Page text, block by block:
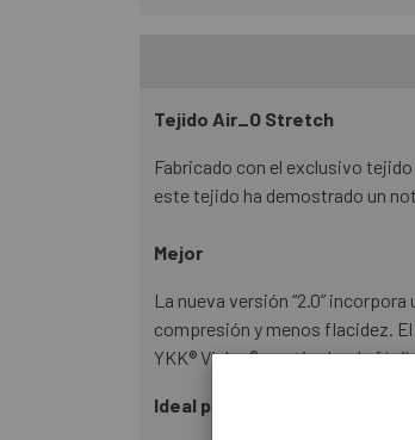
Tejido Air_O Stretch
Fabricado con el exclusivo
este tejido ha demostrado un
Mejor
La nueva versión “2.0”
compresión y menos flacidez.
YKK® Vislon® con tirador de fácil
Ideal para Verano